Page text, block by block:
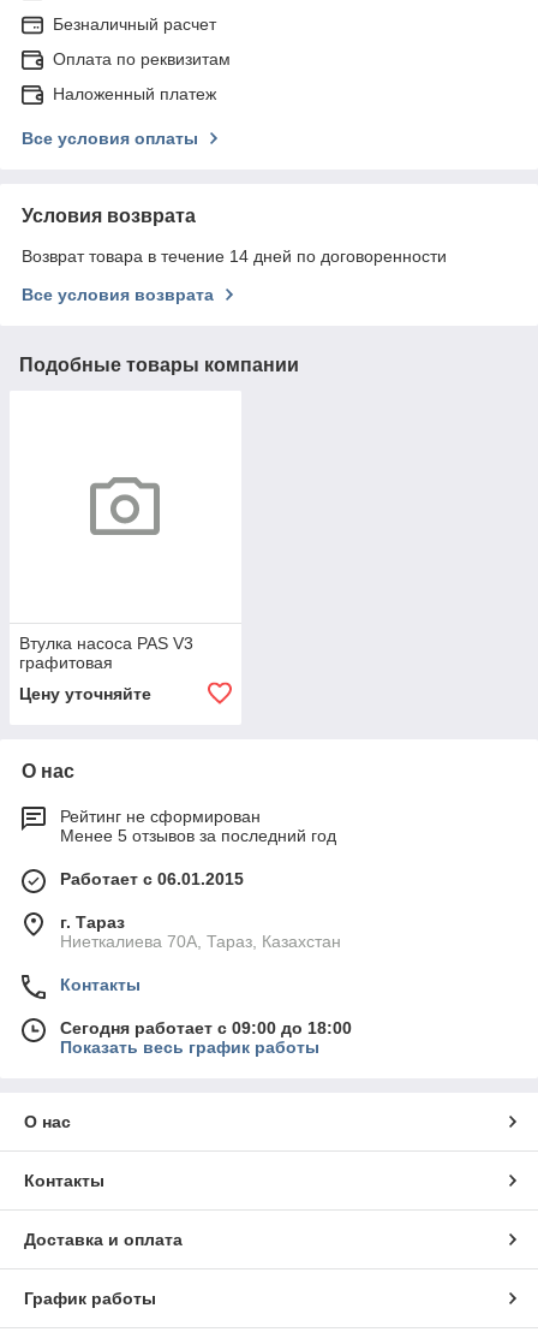
Безналичный расчет
Оплата по реквизитам
Наложенный платеж
Все условия оплаты
Условия возврата
Возврат товара в течение 14 дней по договоренности
Все условия возврата
Подобные товары компании
Втулка насоса PAS V3
графитовая
Цену уточняйте
О нас
Рейтинг не сформирован
Менее 5 отзывов за последний год
Работает с 06.01.2015
г. Тараз
Ниеткалиева 70А, Тараз, Казахстан
Контакты
Сегодня работает с 09:00 до 18:00
Показать весь график работы
О нас
Контакты
Доставка и оплата
График работы